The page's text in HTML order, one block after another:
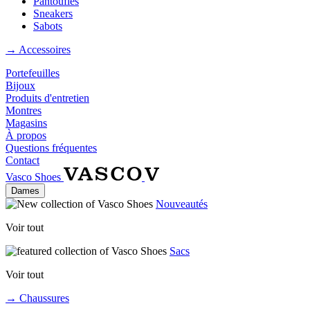
Sneakers
Sabots
→ Accessoires
Portefeuilles
Bijoux
Produits d'entretien
Montres
Magasins
À propos
Questions fréquentes
Contact
Vasco Shoes
Dames
Nouveautés
Voir tout
Sacs
Voir tout
→ Chaussures